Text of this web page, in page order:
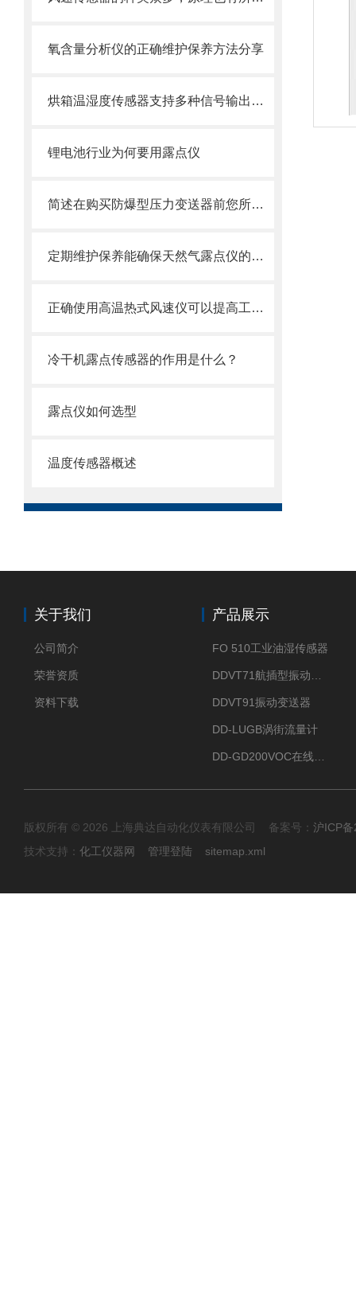
氧含量分析仪的正确维护保养方法分享
烘箱温湿度传感器支持多种信号输出模式
锂电池行业为何要用露点仪
简述在购买防爆型压力变送器前您所需要了解的知识
定期维护保养能确保天然气露点仪的正常运行
正确使用高温热式风速仪可以提高工作效率
冷干机露点传感器的作用是什么？
露点仪如何选型
温度传感器概述
关于我们
公司简介
荣誉资质
资料下载
产品展示
FO 510工业油湿传感器
DDVT91振动变送器
DD-LUGB涡街流量计
版权所有 © 2026 上海典达自动化仪表有限公司 备案号： 沪ICP
技术支持： 化工仪器网 管理登陆 sitemap.xml